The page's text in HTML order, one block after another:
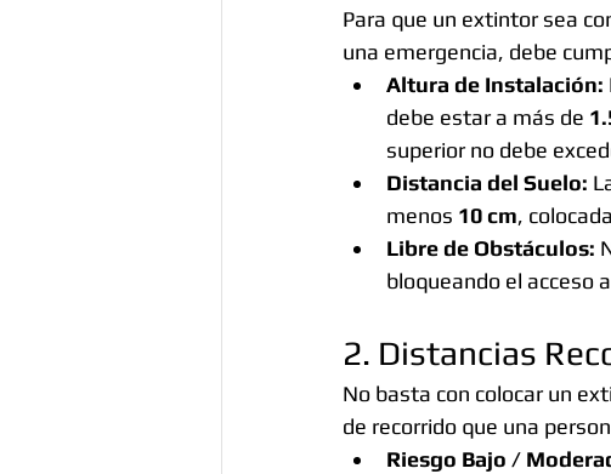
Para que un extintor sea
una emergencia, debe
Altura de Instalación:
debe estar a más de
superior no debe
Distancia del Suelo:
menos 10 cm,
Libre de Obstáculos:
bloqueando el acceso
2. Distancias
No basta con colocar un
de recorrido que una
Riesgo Bajo /